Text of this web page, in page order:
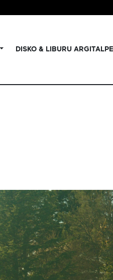
DISKO & LIBURU